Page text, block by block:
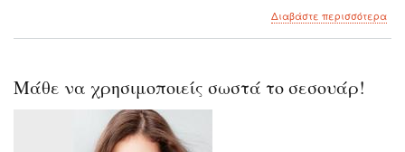
Διαβάστε περισσότεραγια
Μάθε να χρησιμοποιείς σωστά το σεσουάρ!